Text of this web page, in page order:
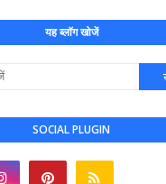
यह ब्लॉग खोजें
SOCIAL PLUGIN